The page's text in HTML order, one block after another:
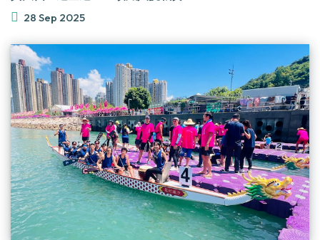
28 Sep 2025